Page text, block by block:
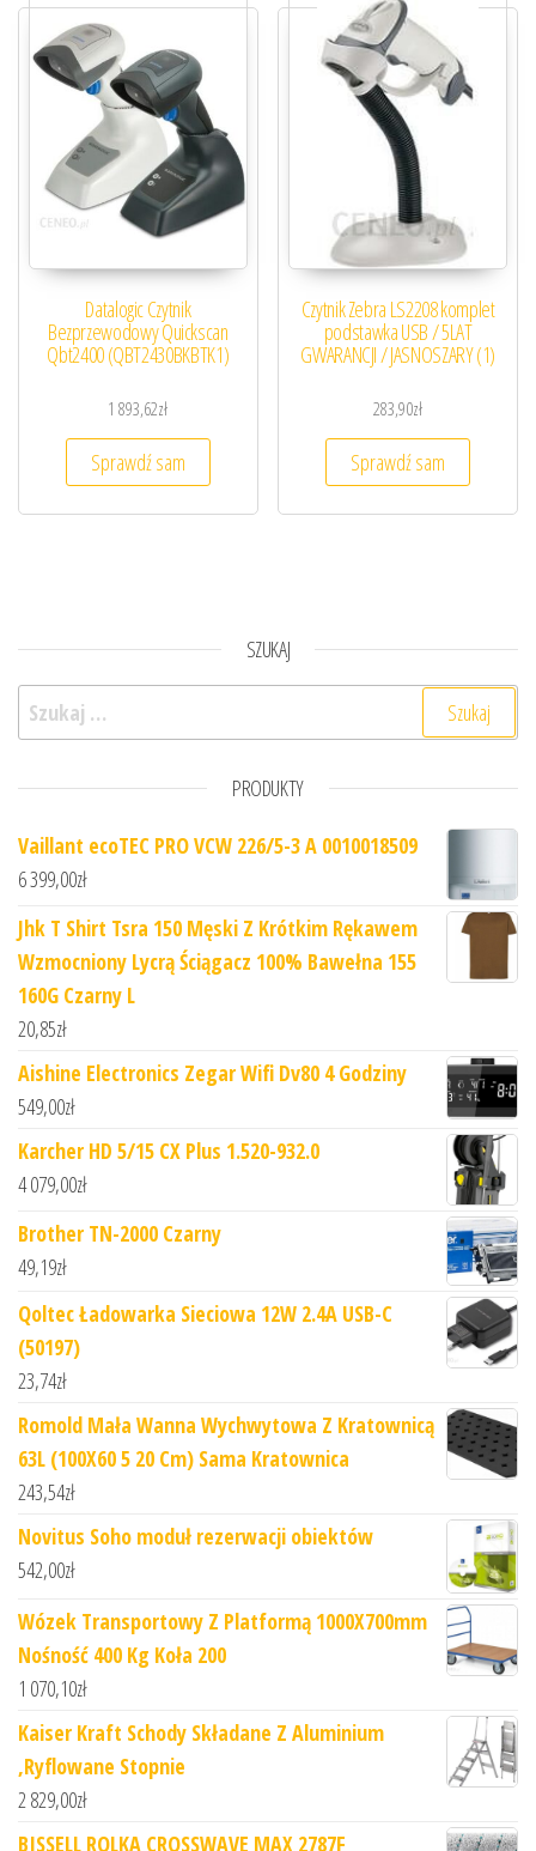
Datalogic Czytnik
Bezprzewodowy Quickscan
Qbt2400 (QBT2430BKBTK1)
1 893,62zł
Sprawdź sam
Czytnik Zebra LS2208 komplet
podstawka USB / 5LAT
GWARANCJI / JASNOSZARY (1)
283,90zł
Sprawdź sam
SZUKAJ
Szukaj:
PRODUKTY
Vaillant ecoTEC PRO VCW 226/5-3 A 0010018509
6 399,00zł
Jhk T Shirt Tsra 150 Męski Z Krótkim Rękawem
Wzmocniony Lycrą Ściągacz 100% Bawełna 155
160G Czarny L
20,85zł
Aishine Electronics Zegar Wifi Dv80 4 Godziny
549,00zł
Karcher HD 5/15 CX Plus 1.520-932.0
4 079,00zł
Brother TN-2000 Czarny
49,19zł
Qoltec Ładowarka Sieciowa 12W 2.4A USB-C
(50197)
23,74zł
Romold Mała Wanna Wychwytowa Z Kratownicą
63L (100X60 5 20 Cm) Sama Kratownica
243,54zł
Novitus Soho moduł rezerwacji obiektów
542,00zł
Wózek Transportowy Z Platformą 1000X700mm
Nośność 400 Kg Koła 200
1 070,10zł
Kaiser Kraft Schody Składane Z Aluminium
,Ryflowane Stopnie
2 829,00zł
BISSELL ROLKA CROSSWAVE MAX 2787F